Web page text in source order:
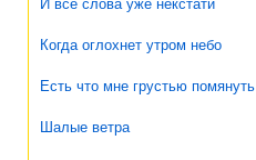
И все слова уже некстати
Когда оглохнет утром небо
Есть что мне грустью помянуть
Шалые ветра